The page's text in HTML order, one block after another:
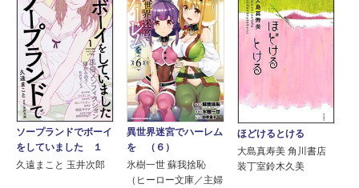
ソープランドでボーイ
をしていました １
久遠まこと 玉井次郎
異世界迷宮でハーレム
を （６）
氷樹一世 蘇我捨恥
（ヒーロー文庫／主婦
ほどけるとける
大島真寿美 角川書店
装丁室鈴木久美